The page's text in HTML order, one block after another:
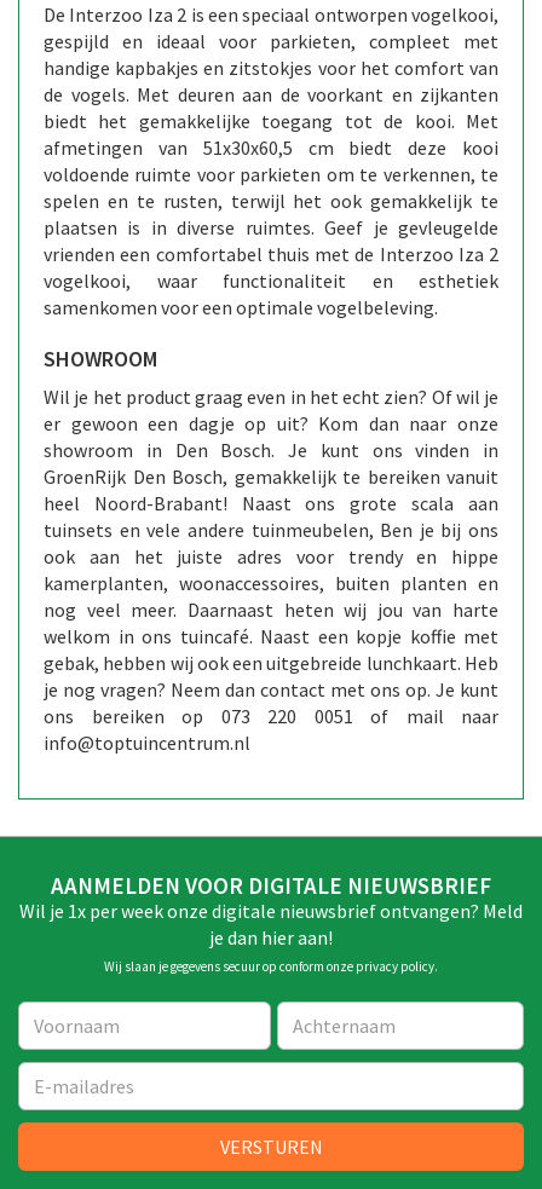
De Interzoo Iza 2 is een speciaal ontworpen vogelkooi,
gespijld en ideaal voor parkieten, compleet met
handige kapbakjes en zitstokjes voor het comfort van
de vogels. Met deuren aan de voorkant en zijkanten
biedt het gemakkelijke toegang tot de kooi. Met
afmetingen van 51x30x60,5 cm biedt deze kooi
voldoende ruimte voor parkieten om te verkennen, te
spelen en te rusten, terwijl het ook gemakkelijk te
plaatsen is in diverse ruimtes. Geef je gevleugelde
vrienden een comfortabel thuis met de Interzoo Iza 2
vogelkooi, waar functionaliteit en esthetiek
samenkomen voor een optimale vogelbeleving.
SHOWROOM
Wil je het product graag even in het echt zien? Of wil je
er gewoon een dagje op uit? Kom dan naar onze
showroom in Den Bosch. Je kunt ons vinden in
GroenRijk Den Bosch, gemakkelijk te bereiken vanuit
heel Noord-Brabant! Naast ons grote scala aan
tuinsets en vele andere tuinmeubelen, Ben je bij ons
ook aan het juiste adres voor trendy en hippe
kamerplanten, woonaccessoires, buiten planten en
nog veel meer. Daarnaast heten wij jou van harte
welkom in ons tuincafé. Naast een kopje koffie met
gebak, hebben wij ook een uitgebreide lunchkaart. Heb
je nog vragen? Neem dan contact met ons op. Je kunt
ons bereiken op 073 220 0051 of mail naar
info@toptuincentrum.nl
AANMELDEN VOOR DIGITALE NIEUWSBRIEF
Wil je 1x per week onze digitale nieuwsbrief ontvangen? Meld
je dan hier aan!
Wij slaan je gegevens secuur op conform onze privacy policy.